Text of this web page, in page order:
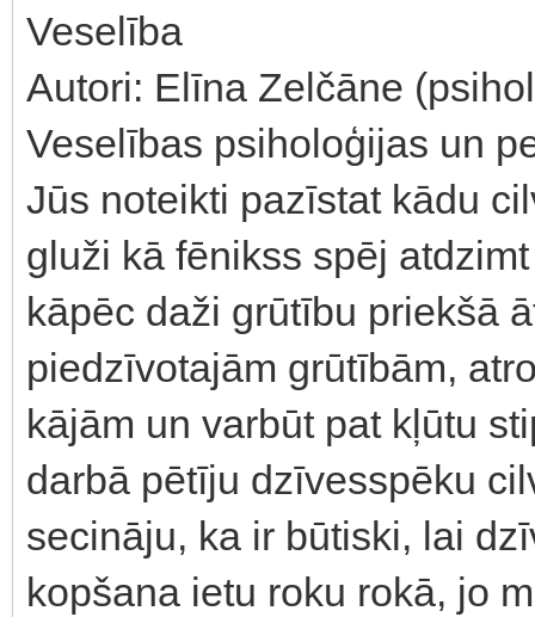
Veselība
Autori: Elīna Zelčāne
Veselības psiholoģijas un
Jūs noteikti pazīstat kādu
gluži kā fēnikss spēj
kāpēc daži grūtību priekšā
piedzīvotajām grūtībām,
kājām un varbūt pat kļūtu
darbā pētīju dzīvesspēku
secināju, ka ir būtiski, lai
kopšana ietu roku rokā, jo